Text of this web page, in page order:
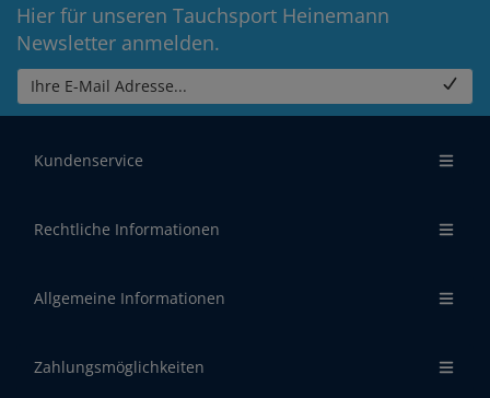
Hier für unseren Tauchsport Heinemann
Newsletter anmelden.
Ihre E-Mail Adresse...
Kundenservice
Rechtliche Informationen
Allgemeine Informationen
Zahlungsmöglichkeiten